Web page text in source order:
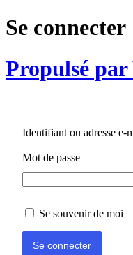
Se connecter
Propulsé par
Identifiant ou adresse e-
Mot de passe
Se souvenir de moi